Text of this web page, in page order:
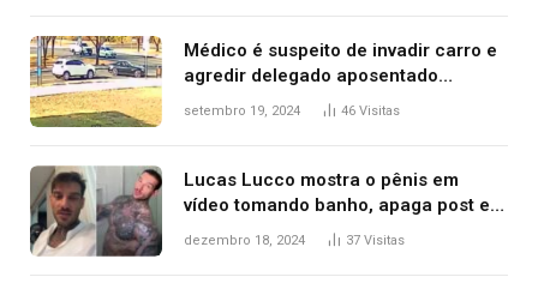
Médico é suspeito de invadir carro e
agredir delegado aposentado
durante confusão no trânsito
setembro 19, 2024 46 Visitas
Lucas Lucco mostra o pênis em
vídeo tomando banho, apaga post e
diz ‘foi mal’
dezembro 18, 2024 37 Visitas